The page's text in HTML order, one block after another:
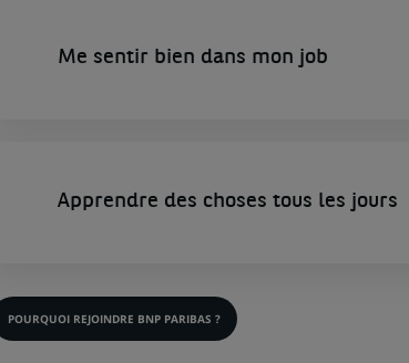
Me sentir bien dans mon job
Apprendre des choses tous les jours
POURQUOI REJOINDRE BNP PARIBAS ?